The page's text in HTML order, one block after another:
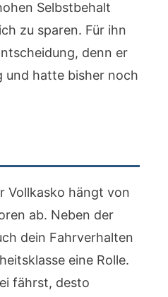
Selbstbehalt
zu sparen. Für ihn
denn er
hatte bisher noch
Vollkasko hängt von
ab. Neben der
dein Fahrverhalten
eine Rolle.
fährst, desto